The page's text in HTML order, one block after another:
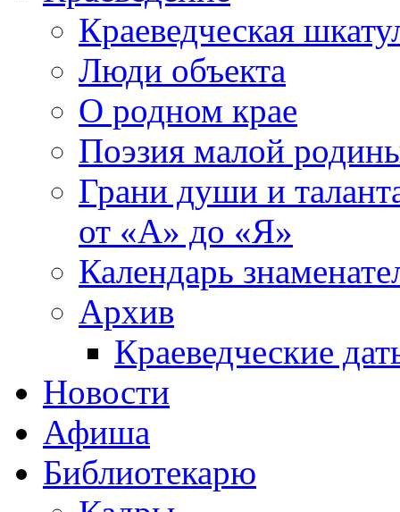
Краеведческая
Люди объекта
О родном крае
Поэзия малой
Грани души и
от «А» до «Я»
Календарь
Архив
Краеведческие
Новости
Афиша
Библиотекарю